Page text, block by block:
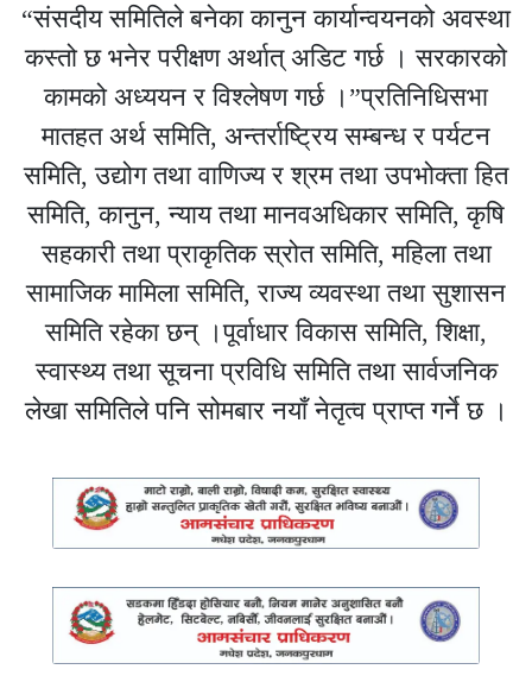
“संसदीय समितिले बनेका कानुन कार्यान्वयनको अवस्था
कस्तो छ भनेर परीक्षण अर्थात् अडिट गर्छ । सरकारको
कामको अध्ययन र विश्लेषण गर्छ ।”प्रतिनिधिसभा
मातहत अर्थ समिति, अन्तर्राष्ट्रिय सम्बन्ध र पर्यटन
समिति, उद्योग तथा वाणिज्य र श्रम तथा उपभोक्ता हित
समिति, कानुन, न्याय तथा मानवअधिकार समिति, कृषि
सहकारी तथा प्राकृतिक स्रोत समिति, महिला तथा
सामाजिक मामिला समिति, राज्य व्यवस्था तथा सुशासन
समिति रहेका छन् ।पूर्वाधार विकास समिति, शिक्षा,
स्वास्थ्य तथा सूचना प्रविधि समिति तथा सार्वजनिक
लेखा समितिले पनि सोमबार नयाँ नेतृत्व प्राप्त गर्ने छ ।